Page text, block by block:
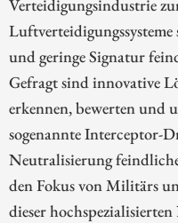
Verteidigungsindustrie
und geringe Signatur
Gefragt sind innovative
erkennen, bewerten und
sogenannte Interceptor-
Neutralisierung
den Fokus von Militärs
dieser